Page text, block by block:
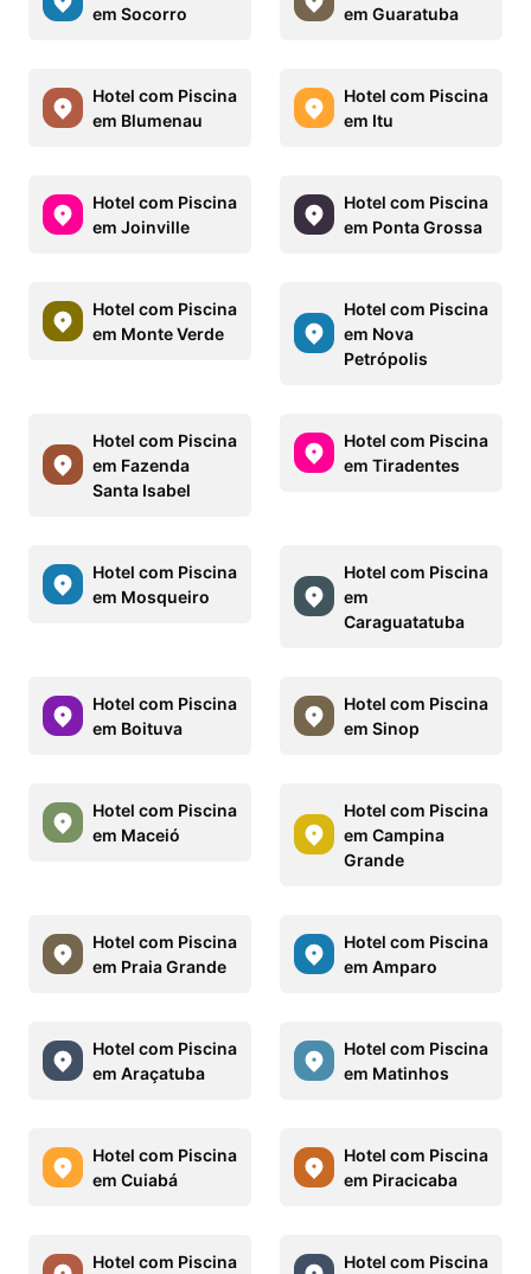
em Socorro em Guaratuba
Hotel com Piscina
em Blumenau
Hotel com Piscina
em Itu
Hotel com Piscina
em Joinville
Hotel com Piscina
em Ponta Grossa
Hotel com Piscina
em Monte Verde
Hotel com Piscina
em Nova
Petrópolis
Hotel com Piscina
em Fazenda
Santa Isabel
Hotel com Piscina
em Tiradentes
Hotel com Piscina
em Mosqueiro
Hotel com Piscina
em
Caraguatatuba
Hotel com Piscina
em Boituva
Hotel com Piscina
em Sinop
Hotel com Piscina
em Maceió
Hotel com Piscina
em Campina
Grande
Hotel com Piscina
em Praia Grande
Hotel com Piscina
em Amparo
Hotel com Piscina
em Araçatuba
Hotel com Piscina
em Matinhos
Hotel com Piscina
em Cuiabá
Hotel com Piscina
em Piracicaba
Hotel com Piscina
Hotel com Piscina